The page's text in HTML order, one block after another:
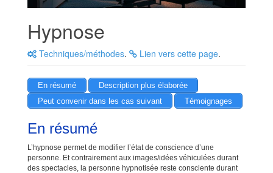
Hypnose
Techniques/méthodes. Lien vers cette page.
En résumé
Description plus élaborée
Peut convenir dans les cas suivant
Témoignages
En résumé
L’hypnose permet de modifier l’état de conscience d’une
personne. Et contrairement aux images/idées véhiculées durant
des spectacles, la personne hypnotisée reste consciente durant